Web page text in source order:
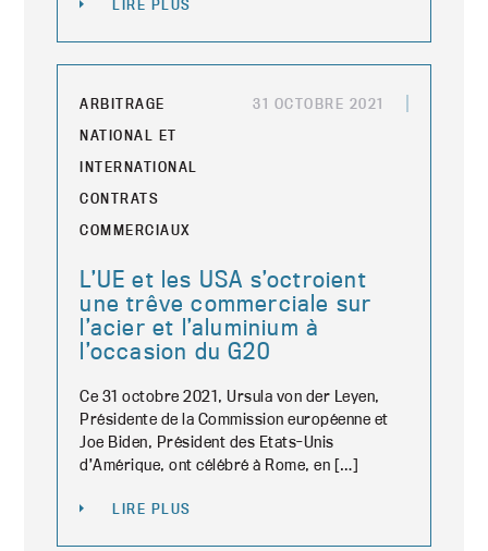
LIRE PLUS
ARBITRAGE
NATIONAL ET
INTERNATIONAL
CONTRATS
COMMERCIAUX
31 OCTOBRE 2021
L’UE et les USA s’octroient
une trêve commerciale sur
l’acier et l’aluminium à
l’occasion du G20
Ce 31 octobre 2021, Ursula von der Leyen,
Présidente de la Commission européenne et
Joe Biden, Président des Etats-Unis
d’Amérique, ont célébré à Rome, en […]
LIRE PLUS